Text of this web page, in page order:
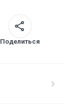
Поделиться